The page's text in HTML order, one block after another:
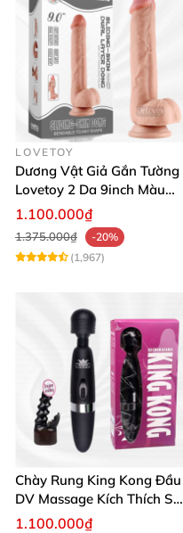
LOVETOY
Dương Vật Giả Gắn Tường
Lovetoy 2 Da 9inch Màu
Flesh Hàng Chính Hãng
1.100.000₫
1.375.000₫
-20%
(1,967)
Chày Rung King Kong Đầu
DV Massage Kích Thích Sâu
Mạnh Mẽ
1.100.000₫